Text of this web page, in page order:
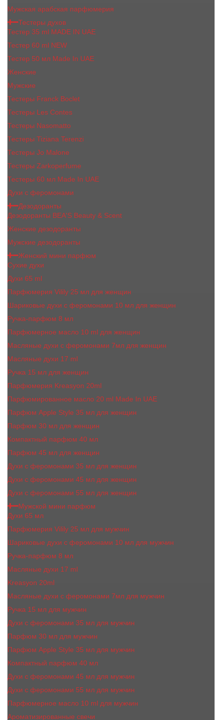
Мужская арабская парфюмерия
Тестеры духов
Тестер 35 ml MADE IN UAE
Тестер 60 ml NEW
Тестер 50 мл Made In UAE
Женские
Мужские
Тестеры Franck Boclet
Тестеры Les Contes
Тестеры Nasomatto
Тестеры Tiziana Terenzi
Тестеры Jо Malоnе
Тестеры Zarkoperfume
Тестеры 60 мл Made In UAE
Духи с феромонами
Дезодоранты
Дезодоранты BEA'S Beauty & Scent
Женские дезодоранты
Мужские дезодоранты
Женский мини парфюм
Сухие духи
Духи 65 ml
Парфюмерия Vilily 25 мл для женщин
Шариковые духи с феромонами 10 мл для женщин
Ручка-парфюм 8 мл
Парфюмерное масло 10 ml для женщин
Масляные духи c феромонами 7мл для женщин
Масляные духи 17 ml
Ручка 15 мл для женщин
Парфюмерия Kreasyon 20ml
Парфюмированное масло 20 ml Made In UAE
Парфюм Apple Style 35 мл для женщин
Парфюм 30 мл для женщин
Компактный парфюм 40 мл
Парфюм 45 мл для женщин
Духи с феромонами 35 мл для женщин
Духи с феромонами 45 мл для женщин
Духи с феромонами 55 мл для женщин
Мужской мини парфюм
Духи 65 мл
Парфюмерия Vilily 25 мл для мужчин
Шариковые духи с феромонами 10 мл для мужчин
Ручка-парфюм 8 мл
Масляные духи 17 ml
Kreasyon 20ml
Масляные духи c феромонами 7мл для мужчин
Ручка 15 мл для мужчин
Духи с феромонами 35 мл для мужчин
Парфюм 30 мл для мужчин
Парфюм Apple Style 35 мл для мужчин
Компактный парфюм 40 мл
Духи с феромонами 45 мл для мужчин
Духи с феромонами 55 мл для мужчин
Парфюмерное масло 10 ml для мужчин
Ароматизированные свечи